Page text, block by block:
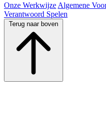
Onze Werkwijze Algemene
Verantwoord Spelen
Terug naar boven